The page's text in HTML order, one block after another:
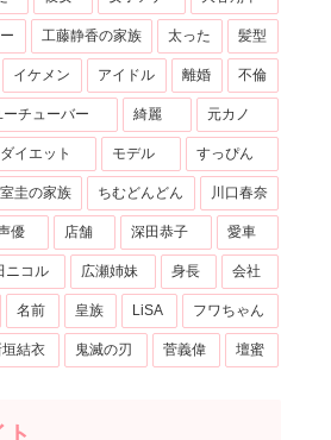
工藤静香の家族 太った 髪型
イケメン アイドル 離婚 不倫
ーチューバー 綺麗 元カノ
ダイエット モデル すっぴん
圭の家族 ちむどんどん 川口春奈
優 店舗 深田恭子 愛車
ニコル 広瀬姉妹 身長 会社
名前 皇族 LiSA フワちゃん
垣結衣 鬼滅の刃 菅義偉 壇蜜